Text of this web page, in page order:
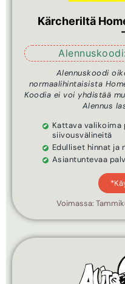
Kärcheriltä
Alennuskoodi
normaalihintaisista
Koodia ei voi yhdistää
Alennus
Kattava valikoima
siivousvälineitä
Edulliset hinnat
Asiantuntevaa
Voimassa: